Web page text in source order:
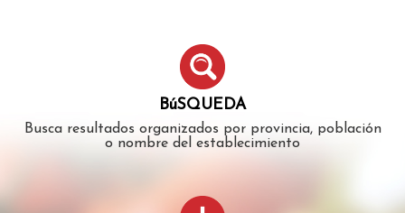
BúSQUEDA
Busca resultados organizados por provincia, población
o nombre del establecimiento